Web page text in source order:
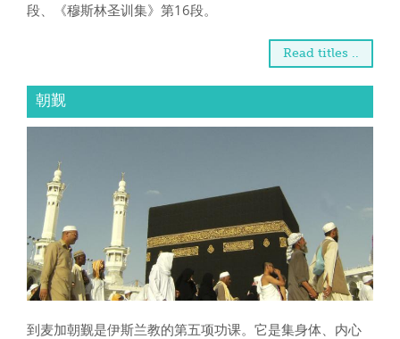
段、《穆斯林圣训集》第16段。
Read titles ..
朝觐
到麦加朝觐是伊斯兰教的第五项功课。它是集身体、内心